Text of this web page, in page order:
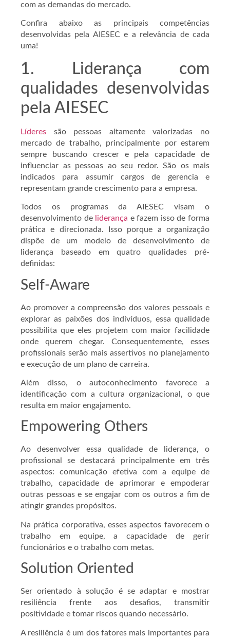
com as demandas do mercado.
Confira abaixo as principais competências
desenvolvidas pela AIESEC e a relevância de cada
uma!
1. Liderança com
qualidades desenvolvidas
pela AIESEC
Líderes são pessoas altamente valorizadas no
mercado de trabalho, principalmente por estarem
sempre buscando crescer e pela capacidade de
influenciar as pessoas ao seu redor. São os mais
indicados para assumir cargos de gerencia e
representam grande crescimento para a empresa.
Todos os programas da AIESEC visam o
desenvolvimento de liderança e fazem isso de forma
prática e direcionada. Isso porque a organização
dispõe de um modelo de desenvolvimento de
liderança baseado em quatro qualidades pré-
definidas:
Self-Aware
Ao promover a compreensão dos valores pessoais e
explorar as paixões dos indivíduos, essa qualidade
possibilita que eles projetem com maior facilidade
onde querem chegar. Consequentemente, esses
profissionais serão mais assertivos no planejamento
e execução de um plano de carreira.
Além disso, o autoconhecimento favorece a
identificação com a cultura organizacional, o que
resulta em maior engajamento.
Empowering Others
Ao desenvolver essa qualidade de liderança, o
profissional se destacará principalmente em três
aspectos: comunicação efetiva com a equipe de
trabalho, capacidade de aprimorar e empoderar
outras pessoas e se engajar com os outros a fim de
atingir grandes propósitos.
Na prática corporativa, esses aspectos favorecem o
trabalho em equipe, a capacidade de gerir
funcionários e o trabalho com metas.
Solution Oriented
Ser orientado à solução é se adaptar e mostrar
resiliência frente aos desafios, transmitir
positividade e tomar riscos quando necessário.
A resiliência é um dos fatores mais importantes para